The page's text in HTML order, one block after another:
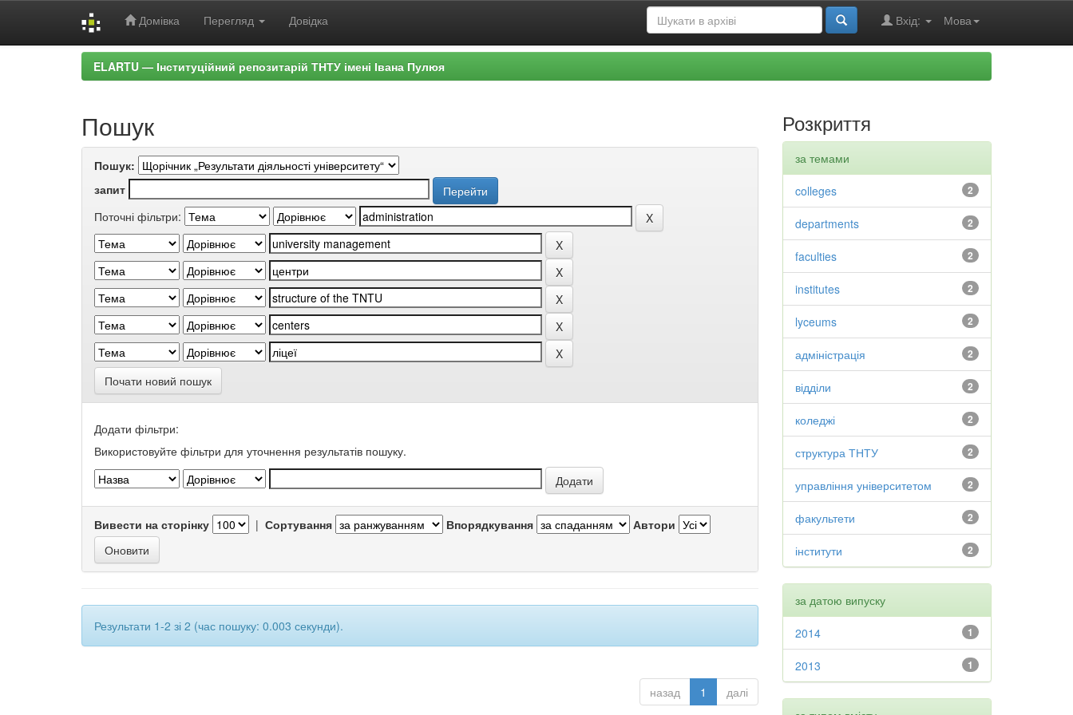
Домівка Перегляд Довідка Мова
Вхід:
ELARTU — Інституційний репозитарій ТНТУ імені Івана Пулюя
Пошук
Пошук:
запит
Поточні фільтри:
Почати новий пошук
Додати фільтри:
Використовуйте фільтри для уточнення результатів пошуку.
Вивести на сторінку | Сортування Впорядкування Автори
Результати 1-2 зі 2 (час пошуку: 0.003 секунди).
назад 1 далі
Розкриття
за темами
2
colleges
2
departments
2
faculties
2
institutes
2
lyceums
2
адміністрація
2
відділи
2
коледжі
2
структура ТНТУ
2
управління університетом
2
факультети
2
інститути
за датою випуску
1
2014
1
2013